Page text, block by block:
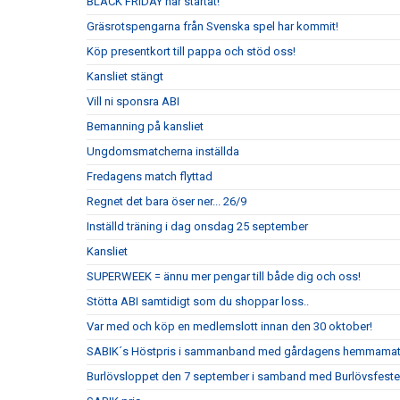
Gräsrotspengarna från Svenska spel har kommit!
Köp presentkort till pappa och stöd oss!
Kansliet stängt
Vill ni sponsra ABI
Bemanning på kansliet
Ungdomsmatcherna inställda
Fredagens match flyttad
Regnet det bara öser ner... 26/9
Inställd träning i dag onsdag 25 september
Kansliet
SUPERWEEK = ännu mer pengar till både dig och oss!
Stötta ABI samtidigt som du shoppar loss..
Var med och köp en medlemslott innan den 30 oktober!
SABIK´s Höstpris i sammanband med gårdagens
Burlövsloppet den 7 september i samband med